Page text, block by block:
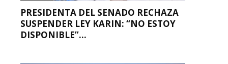
PRESIDENTA DEL SENADO RECHAZA
SUSPENDER LEY KARIN: “NO ESTOY
DISPONIBLE”...